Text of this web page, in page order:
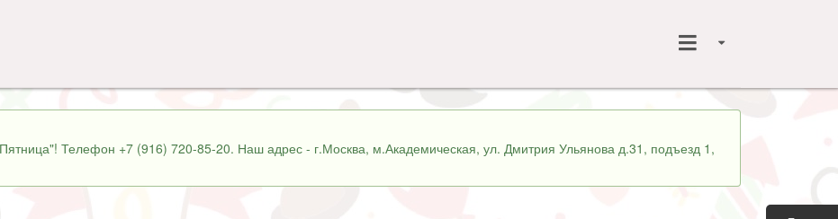
Телефон +7 (916) 720-85-20. Наш адрес - г.Москва, м.Академическая, ул. Дмитрия Ульянова д.31, подъезд 1,